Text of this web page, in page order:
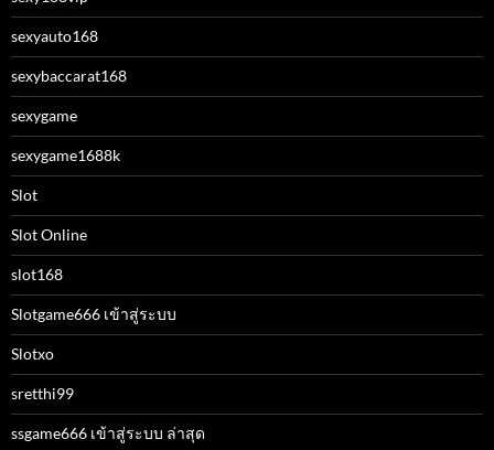
sexyauto168
sexybaccarat168
sexygame
sexygame1688k
Slot
Slot Online
slot168
Slotgame666 เข้าสู่ระบบ
Slotxo
sretthi99
ssgame666 เข้าสู่ระบบ ล่าสุด